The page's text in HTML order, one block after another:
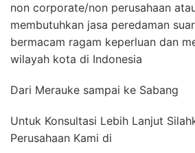
non corporate/non perusahaan
membutuhkan jasa peredaman
bermacam ragam keperluan dan
wilayah kota di Indonesia
Dari Merauke sampai ke Sabang
Untuk Konsultasi Lebih Lanjut
Perusahaan Kami di